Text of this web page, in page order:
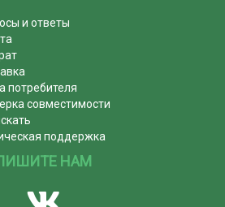
и ответы
потребителя
совместимости
поддержка
НАМ